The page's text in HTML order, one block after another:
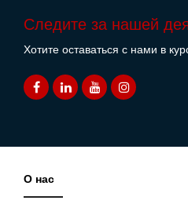
Следите за нашей
Хотите оставаться с нами в
О нас